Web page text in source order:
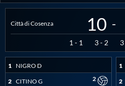
Artistico
Salvamento
Città di Cosenza 10 -
1 - 1 3 - 2 3
1 NIGRO D
2 CITINO G 2
1
2